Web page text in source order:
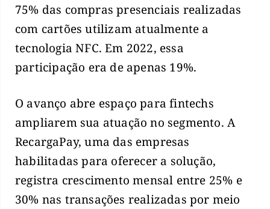
75% das compras presenciais realizadas
com cartões utilizam atualmente a
tecnologia NFC. Em 2022, essa
participação era de apenas 19%.
O avanço abre espaço para fintechs
ampliarem sua atuação no segmento. A
RecargaPay, uma das empresas
habilitadas para oferecer a solução,
registra crescimento mensal entre 25% e
30% nas transações realizadas por meio